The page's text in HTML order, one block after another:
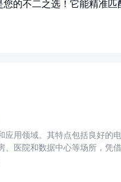
的不二之选！它能精准
应用领域。其特点包括良好的
、医院和数据中心等场所，凭